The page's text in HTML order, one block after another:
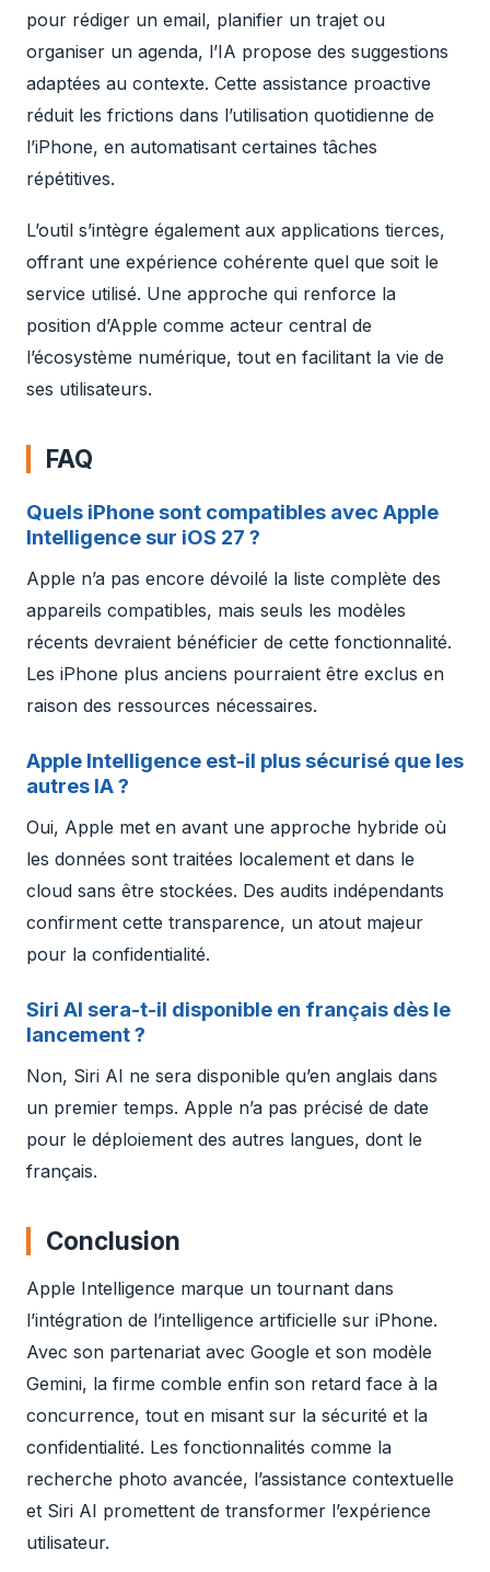
pour rédiger un email, planifier un trajet ou
organiser un agenda, l’IA propose des suggestions
adaptées au contexte. Cette assistance proactive
réduit les frictions dans l’utilisation quotidienne de
l’iPhone, en automatisant certaines tâches
répétitives.
L’outil s’intègre également aux applications tierces,
offrant une expérience cohérente quel que soit le
service utilisé. Une approche qui renforce la
position d’Apple comme acteur central de
l’écosystème numérique, tout en facilitant la vie de
ses utilisateurs.
FAQ
Quels iPhone sont compatibles avec Apple
Intelligence sur iOS 27 ?
Apple n’a pas encore dévoilé la liste complète des
appareils compatibles, mais seuls les modèles
récents devraient bénéficier de cette fonctionnalité.
Les iPhone plus anciens pourraient être exclus en
raison des ressources nécessaires.
Apple Intelligence est-il plus sécurisé que les
autres IA ?
Oui, Apple met en avant une approche hybride où
les données sont traitées localement et dans le
cloud sans être stockées. Des audits indépendants
confirment cette transparence, un atout majeur
pour la confidentialité.
Siri AI sera-t-il disponible en français dès le
lancement ?
Non, Siri AI ne sera disponible qu’en anglais dans
un premier temps. Apple n’a pas précisé de date
pour le déploiement des autres langues, dont le
français.
Conclusion
Apple Intelligence marque un tournant dans
l’intégration de l’intelligence artificielle sur iPhone.
Avec son partenariat avec Google et son modèle
Gemini, la firme comble enfin son retard face à la
concurrence, tout en misant sur la sécurité et la
confidentialité. Les fonctionnalités comme la
recherche photo avancée, l’assistance contextuelle
et Siri AI promettent de transformer l’expérience
utilisateur.